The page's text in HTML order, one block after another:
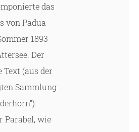
das
von Padua
1893
Der
Text (aus der
Sammlung
Parabel, wie